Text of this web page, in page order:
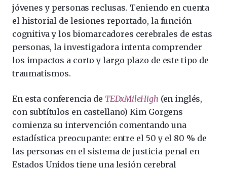
jóvenes y personas reclusas. Teniendo en cuenta
el historial de lesiones reportado, la función
cognitiva y los biomarcadores cerebrales de estas
personas, la investigadora intenta comprender
los impactos a corto y largo plazo de este tipo de
traumatismos.
En esta conferencia de TEDxMileHigh (en inglés,
con subtítulos en castellano) Kim Gorgens
comienza su intervención comentando una
estadística preocupante: entre el 50 y el 80 % de
las personas en el sistema de justicia penal en
Estados Unidos tiene una lesión cerebral